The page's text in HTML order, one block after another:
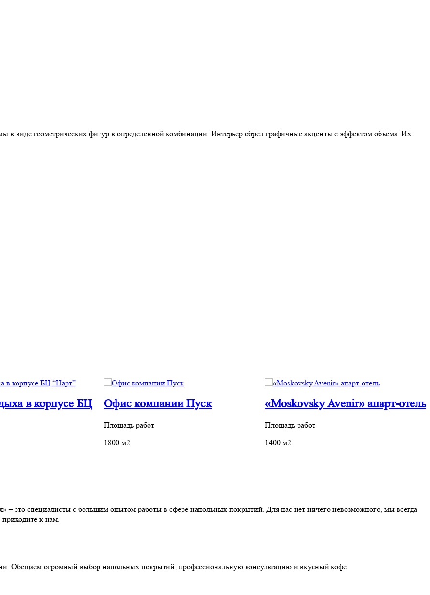
в виде геометрических фигур в определенной комбинации. Интерьер обрёл графичные акценты с эффектом объёма. Их
в корпусе БЦ
Офис компании Пуск
Площадь работ
1800 м2
«Moskovsky Avenir» апарт‐отель
Площадь работ
1400 м2
– это специалисты с большим опытом работы в сфере напольных покрытий. Для нас нет ничего невозможного, мы всегда
к нам.
Обещаем огромный выбор напольных покрытий, профессиональную консультацию и вкусный кофе.